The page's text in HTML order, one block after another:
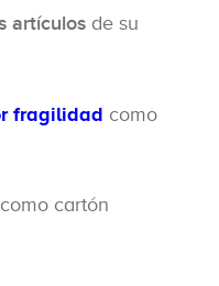
artículos de su
fragilidad como
cartón